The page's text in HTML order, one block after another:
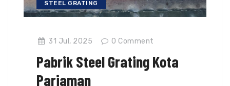
STEEL GRATING
31 Jul, 2025 0 Comment
Pabrik Steel Grating Kota
Pariaman